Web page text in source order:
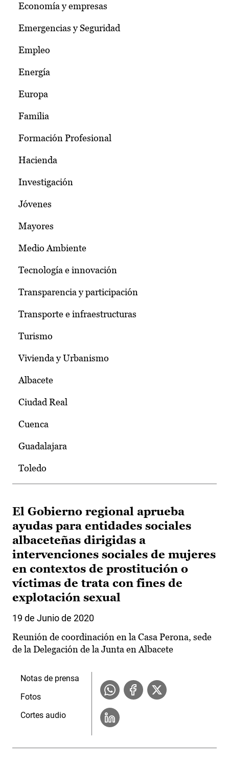
Economía y empresas
Emergencias y Seguridad
Empleo
Energía
Europa
Familia
Formación Profesional
Hacienda
Investigación
Jóvenes
Mayores
Medio Ambiente
Tecnología e innovación
Transparencia y participación
Transporte e infraestructuras
Turismo
Vivienda y Urbanismo
Albacete
Ciudad Real
Cuenca
Guadalajara
Toledo
El Gobierno regional aprueba
ayudas para entidades sociales
albaceteñas dirigidas a
intervenciones sociales de mujeres
en contextos de prostitución o
víctimas de trata con fines de
explotación sexual
19 de Junio de 2020
Reunión de coordinación en la Casa Perona, sede
de la Delegación de la Junta en Albacete
Notas de prensa
Fotos
Cortes audio